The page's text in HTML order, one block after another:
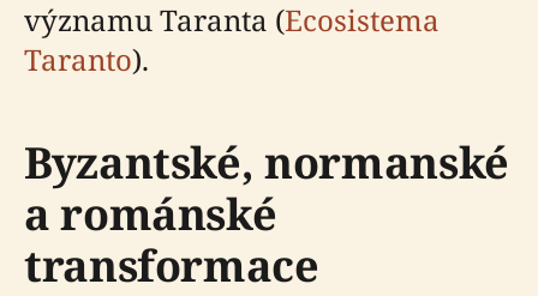
významu Taranta (Ecosistema
Taranto).
Byzantské, normanské
a románské
transformace